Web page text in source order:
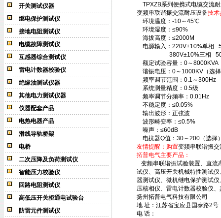
开关测试仪器
继电保护测试仪
接地电阻测试仪
电缆故障测试仪
互感器综合测试仪
雷电计数器校验仪
绝缘油测试仪器
其他电力测试仪器
仪器配套产品
电热电器产品
滑线导轨桥架
电桥
二次压降及负荷测试仪
智能压力校验仪
回路电阻测试仪
高低压开关柜通电试验台
防雷元件测试仪
TPXZB系列便携式电缆交流
变频串联谐振交流耐压设备技术
环境温度：-10～45℃
环境湿度：≤90%
海拔高度：≤2000M
电源输入：220V±10%单相
380V±10%三相 50Hz
额定试验容量：0～8000KVA
谐振电压：0～1000KV（选
频率调节范围：0.1～
系统测量精度：0.5级
频率调节分频率：
不稳定度：≤0.05%
输出波形：正弦波
波形畸变率：≤0.5%
噪声：≤60dB
电抗器Q值：30～200（选择
友情提醒：购置变频串联谐振交
拓普电气主要产品：
变频串联谐振试验装置、直流
试仪、高压开关机械特性测试
器测试仪、微机继电保护测试
压核相仪、雷电计数器校验仪
扬州拓普电气科技有限公司
地 址：江苏省宝应县国泰路2号
电 话：